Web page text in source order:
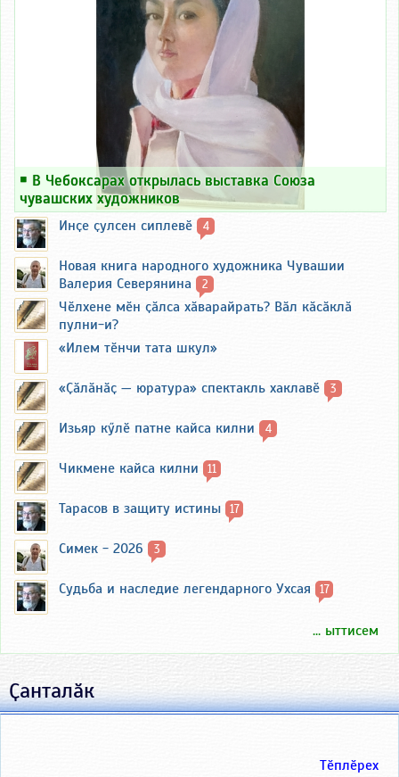
￭ В Чебоксарах открылась выставка Союза
чувашских художников
Инҫе ҫулсен сиплевӗ 4
Новая книга народного художника Чувашии
Валерия Северянина
2
Чӗлхене мӗн ҫӑлса хӑварайрать? Вӑл кӑсӑклӑ
пулни-и?
«Илем тӗнчи тата шкул»
«Ҫӑлӑнӑҫ — юратура» спектакль хаклавӗ 3
Изьяр кӳлӗ патне кайса килни 4
Чикмене кайса килни 11
Тарасов в защиту истины 17
Симек - 2026 3
Судьба и наследие легендарного Ухсая 17
... ыттисем
Ҫанталӑк
Тӗплӗрех